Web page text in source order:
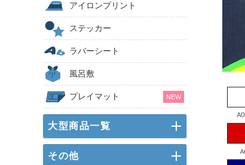
アイロンプリント
ステッカー
ラバーシート
風呂敷
プレイマット NEW
大型商品一覧
その他